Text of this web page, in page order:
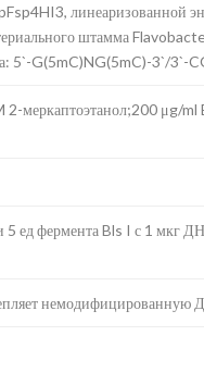
линеаризованной
штамма
5`-G(5mC)NG(5mC)-3`/3`-
меркаптоэтанол;200 μg/ml
ед фермента Bls I с 1 мкг
немодифицированную